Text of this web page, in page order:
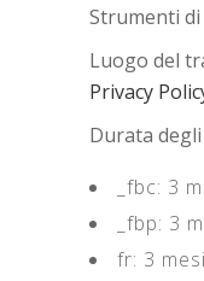
Strumenti
Luogo del
Privacy
Durata
_fbc: 3
_fbp: 3
fr: 3 mesi